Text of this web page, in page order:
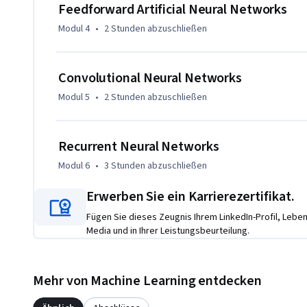
networks (RNNs). You will explore how RNNs are used
tasks such as Named Entity Recognition (NER) and
This course is designed for individuals looking to deepen
experience in deep learning is required. The course will
theoretical insights and hands-on coding practice.
Feedforward Artificial Neural Networks
Modul 4 • 2 Stunden abzuschließen
Convolutional Neural Networks
Modul 5 • 2 Stunden abzuschließen
Recurrent Neural Networks
Modul 6 • 3 Stunden abzuschließen
Erwerben Sie ein Karrierezertifikat.
Fügen Sie dieses Zeugnis Ihrem LinkedIn-Profil,
Media und in Ihrer Leistungsbeurteilung.
Mehr von Machine Learning entdecken